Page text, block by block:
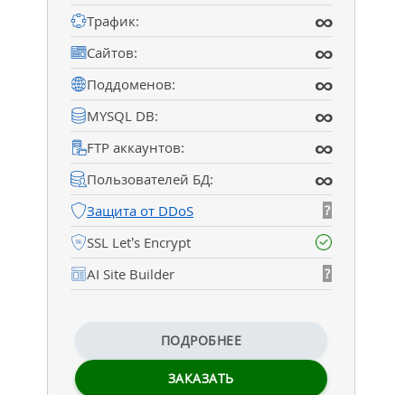
Трафик: ∞
Сайтов: ∞
Поддоменов: ∞
MYSQL DB: ∞
FTP аккаунтов: ∞
Пользователей БД: ∞
Защита от DDoS ?
SSL Let’s Encrypt
AI Site Builder
?
ПОДРОБНЕЕ
ЗАКАЗАТЬ